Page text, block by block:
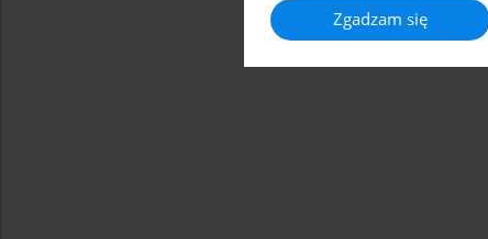
Zgadzam się